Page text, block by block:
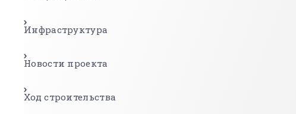
Инфраструктура
Новости проекта
Ход строительства